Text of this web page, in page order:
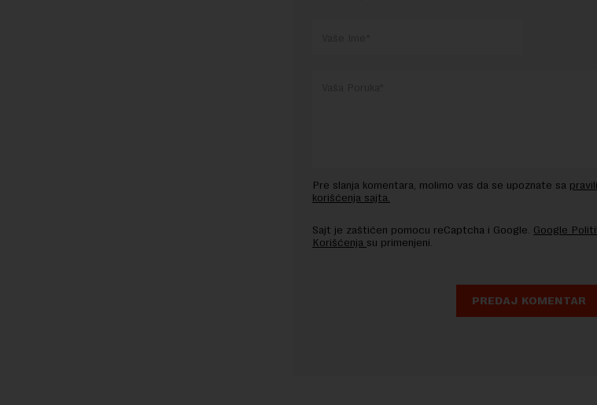
Pre slanja komentara, molimo vas da se upoznate sa
korišćenja sajta.
Sajt je zaštićen pomocu reCaptcha i Google. Google
Korišćenja su primenjeni.